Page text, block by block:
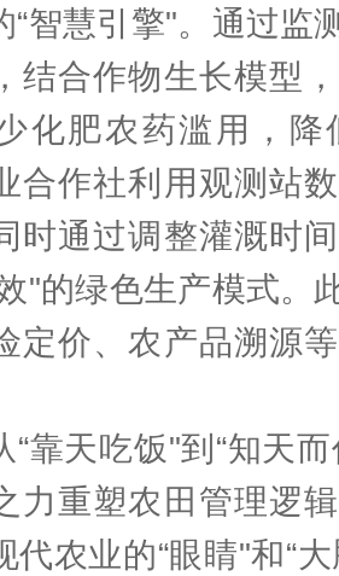
“智慧引擎"。通过监
结合作物生长模型
化肥农药滥用，
合作社利用观测站
时通过调整灌溉时
"的绿色生产模式。
定价、农产品溯源
天吃饭"到“知天而
力重塑农田管理逻
代农业的“眼睛"和“